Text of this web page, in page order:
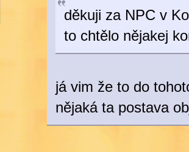
děkuji za NPC v
to chtělo nějakej
já vim že to do
nějaká ta postava